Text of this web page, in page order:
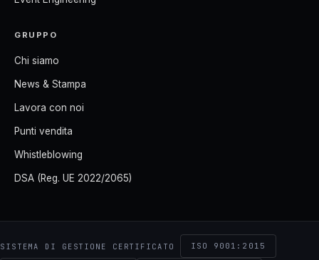
GRUPPO
Chi siamo
News & Stampa
Lavora con noi
Punti vendita
Whistleblowing
DSA (Reg. UE 2022/2065)
SISTEMA DI GESTIONE CERTIFICATO ISO 9001:2015